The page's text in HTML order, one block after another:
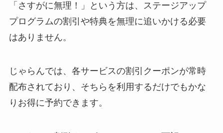
「さすがに無理！」という方は、ステージアップ
プログラムの割引や特典を無理に追いかける必要
はありません。
じゃらんでは、各サービスの割引クーポンが常時
配布されており、そちらを利用するだけでもかな
りお得に予約できます。